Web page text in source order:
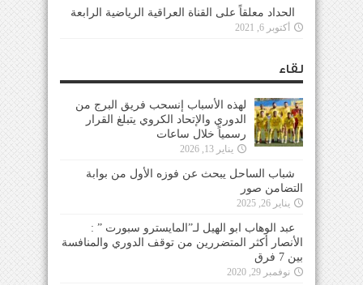
الحداد معلقاً على القناة العراقية الرياضية الرابعة
أكتوبر 6, 2021
لقاء
لهذه الأسباب إنسحب فريق البرج من
الدوري والإتحاد الكروي يتبلغ القرار
رسمياً خلال ساعات
يناير 13, 2026
شباب الساحل يبحث عن فوزه الأول من بوابة
التضامن صور
يناير 26, 2025
عبد الوهاب ابو الهيل لـ”المايسترو سبورت ” :
الأنصار أكثر المتضررين من توقف الدوري والمنافسة
بين 7 فرق
نوفمبر 29, 2020